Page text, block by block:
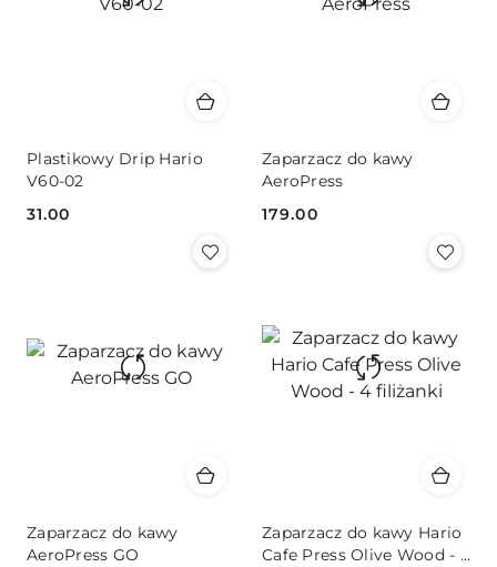
Plastikowy Drip Hario
V60-02
Cena:
31.00
Zaparzacz do kawy
AeroPress
Cena:
179.00
Zaparzacz do kawy
AeroPress GO
Zaparzacz do kawy Hario
Cafe Press Olive Wood - 4